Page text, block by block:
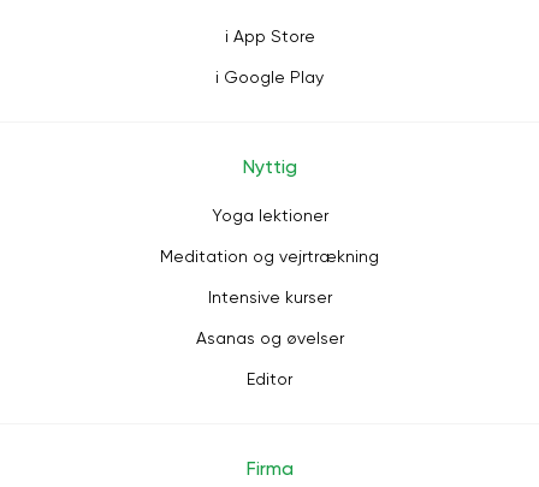
i App Store
i Google Play
Nyttig
Yoga lektioner
Meditation og vejrtrækning
Intensive kurser
Asanas og øvelser
Editor
Firma